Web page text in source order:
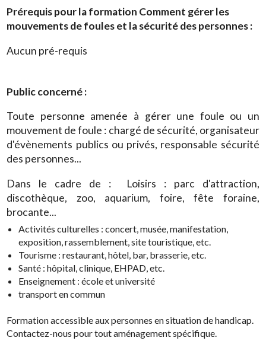
Prérequis pour la formation Comment gérer les
mouvements de foules et la sécurité des personnes:
Aucun pré-requis
Public concerné :
Toute personne amenée à gérer une foule ou un
mouvement de foule : chargé de sécurité, organisateur
d'évènements publics ou privés, responsable sécurité
des personnes...
Dans le cadre de : Loisirs : parc d'attraction,
discothèque, zoo, aquarium, foire, fête foraine,
brocante...
Activités culturelles : concert, musée, manifestation,
exposition, rassemblement, site touristique, etc.
Tourisme : restaurant, hôtel, bar, brasserie, etc.
Santé : hôpital, clinique, EHPAD, etc.
Enseignement : école et université
transport en commun
Formation accessible aux personnes en situation de handicap.
Contactez-nous pour tout aménagement spécifique.